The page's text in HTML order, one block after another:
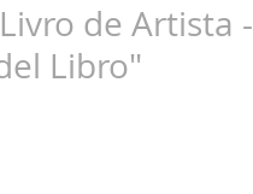
de Artista -
Libro"